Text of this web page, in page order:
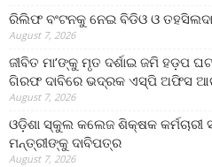
ରିଲିଫ ବଂଟନକୁ ନେଇ ବିଡିଓ ଓ
August 7, 2026
ଜୀବିତ ମା’ଙ୍କୁ ମୃତ ଦର୍ଶାଇ ଜମି
ଗିରଫ ଦାବିରେ ଭଦ୍ରକ ଏସ୍‌ପି ଅଫିସ
August 7, 2026
ଓଡ଼ିଶା ସ୍କୁଲ କଲେଜ ଶିକ୍ଷକ
ମନ୍ତ୍ରୀଙ୍କୁ ଦାବିପତ୍ର
August 7, 2026